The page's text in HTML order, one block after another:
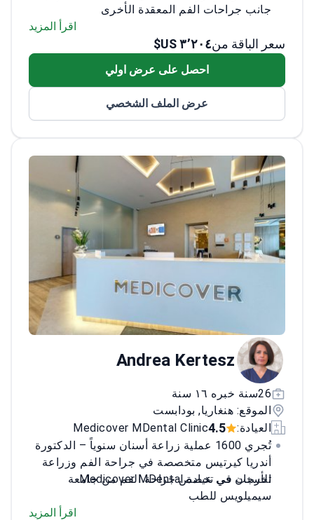
جانب جراحات الفم المعقدة الأخرى
خريج برنامج طب الأسنان الشهير بجامعة سيجد
عضو في الغرفة الطبية المجرية
لترميم الأسنان
اقرأ المزيد
سعر الباقة من٣٬٢٠٤ US$
احصل على عرض اولي
عرض الملف الشخصي
Andrea Kertesz
26سنة خبره ١٦ سنة
الموقع: هنغاريا, بودابست
العيادة:
4.5
Medicover MDental Clinic
تُجري 1600 عملية زراعة أسنان سنوياً – الدكتورة
أندريا كيرتيس متخصصة في جراحة الفم وزراعة
الأسنان في عيادة Medicover MDental.
تخرجت في تخصص جراحة الفم من جامعة
سيميلويس للطب
تتحدث الإنجليزية والألمانية بطلاقة للمرضىاقرأ المزيد